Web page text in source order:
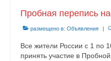
Пробная перепись
размещено в: Объявления |
Все жители России с 1 по
принять участие в